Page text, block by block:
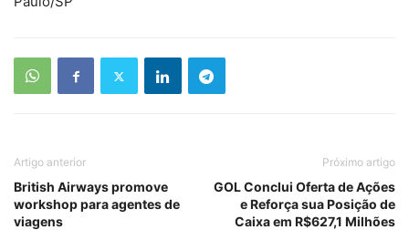
Artigo anterior
British Airways promove
workshop para agentes de
viagens
Próximo artigo
GOL Conclui Oferta de Ações
e Reforça sua Posição de
Caixa em R$627,1 Milhões